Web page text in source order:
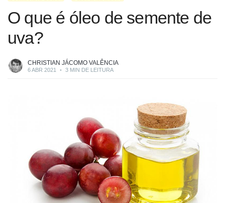
O que é óleo de semente de
uva?
CHRISTIAN JÁCOMO VALÊNCIA
6 ABR 2021 • 3 MIN DE LEITURA